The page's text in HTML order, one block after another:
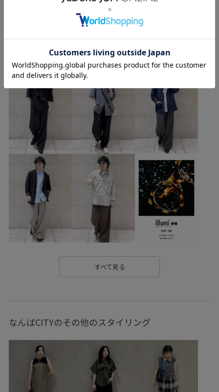
コットン サイズ調整
裏地付き
もっと見る
RYUのその他のスタイリング
すべて見る
なんばCITYのその他のスタイリング